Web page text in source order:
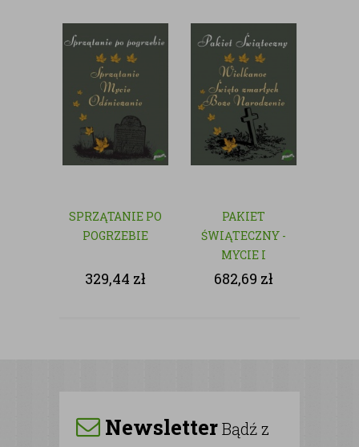
SPRZĄTANIE PO
POGRZEBIE
329,44 zł
PAKIET
ŚWIĄTECZNY -
MYCIE I
CZYSZCZENIE
682,69 zł
NewsletterBądź z